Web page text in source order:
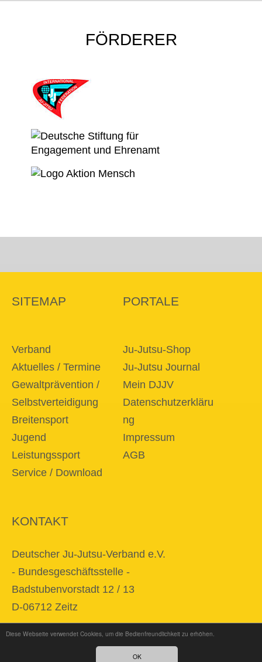
OK
Diese Webseite verwendet Cookies, um die Bedienfreundlichkeit zu erhöhen.
FÖRDERER
SITEMAP
Verband
Aktuelles / Termine
Gewaltprävention /
Selbstverteidigung
Breitensport
Jugend
Leistungssport
Service / Download
PORTALE
Ju-Jutsu-Shop
Ju-Jutsu Journal
Mein DJJV
Datenschutzerkläru
ng
Impressum
AGB
KONTAKT
Deutscher Ju-Jutsu-Verband e.V.
- Bundesgeschäftsstelle -
Badstubenvorstadt 12 / 13
D-06712 Zeitz